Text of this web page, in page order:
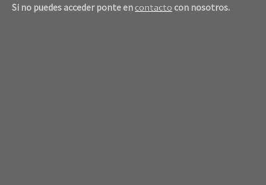
Si no puedes acceder ponte en contacto con nosotros.